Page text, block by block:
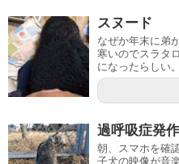
スヌード
なぜか年末に弟
寒いのでスラタ
になったらしい
過呼吸症発作
朝、スマホを確
子犬の映像が音